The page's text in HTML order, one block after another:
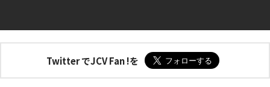
Twitter でJCV Fan !を